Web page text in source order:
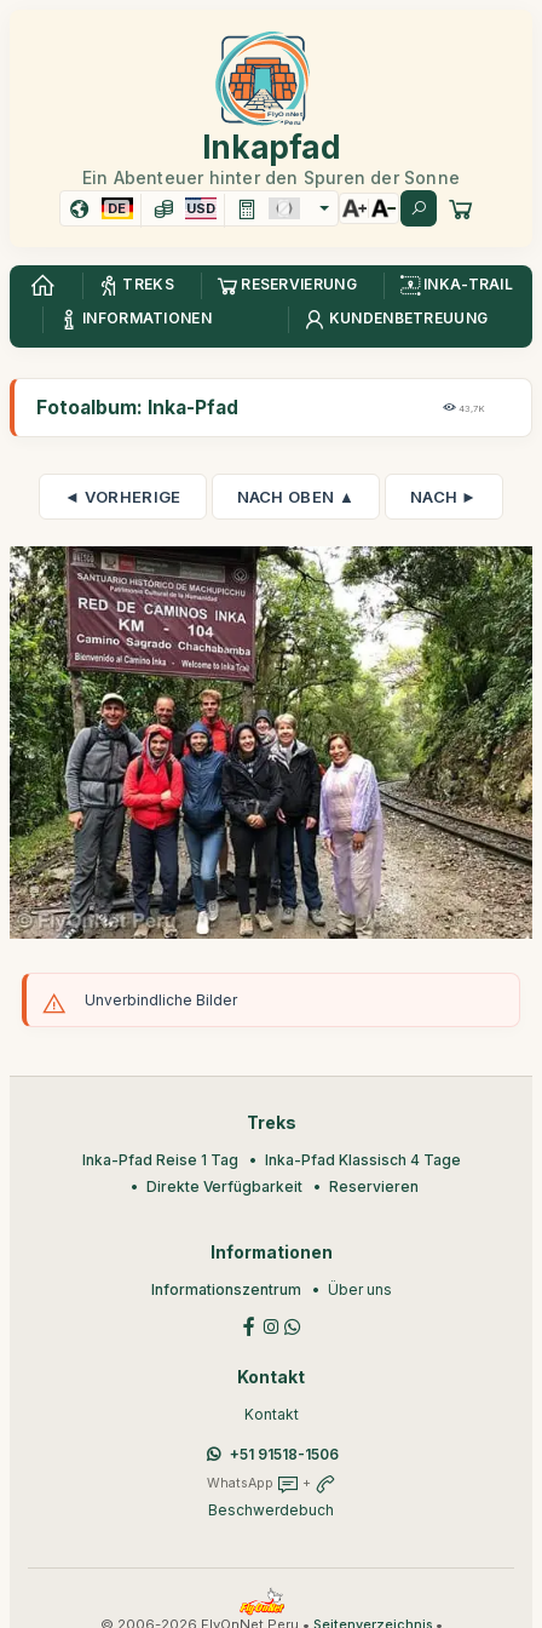
Inkapfad
Ein Abenteuer hinter den Spuren der Sonne
DE USD
TREKS RESERVIERUNG
INKA-TRAIL
INFORMATIONEN
KUNDENBETREUUNG
Fotoalbum: Inka-Pfad 43,7K
◄ VORHERIGE NACH OBEN ▲ NACH ►
Unverbindliche Bilder
Treks
Inka-Pfad Reise 1 Tag
Inka-Pfad Klassisch 4 Tage
Direkte Verfügbarkeit
Reservieren
Informationen
Informationszentrum Über uns
Kontakt
Kontakt
+51 91518-1506
WhatsApp +
Beschwerdebuch
© 2006-2026 FlyOnNet Peru • •